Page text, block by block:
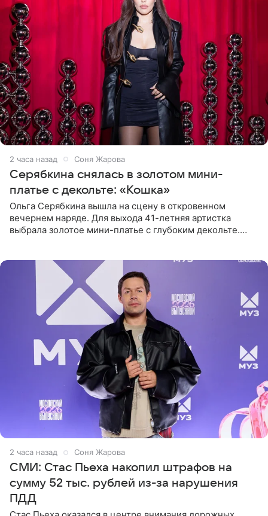
2 часа назад Соня Жарова
Серябкина снялась в золотом мини-
платье с декольте: «Кошка»
Ольга Серябкина вышла на сцену в откровенном
вечернем наряде. Для выхода 41-летняя артистка
выбрала золотое мини-платье с глубоким декольте.
2 часа назад Соня Жарова
СМИ: Стас Пьеха накопил штрафов на
сумму 52 тыс. рублей из-за нарушения
ПДД